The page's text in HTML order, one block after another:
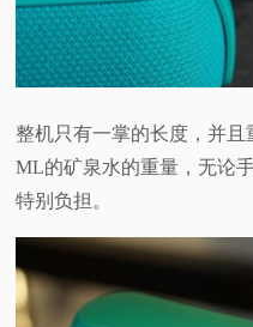
整机只有一掌的长度，并且
ML的矿泉水的重量，无论
特别负担。